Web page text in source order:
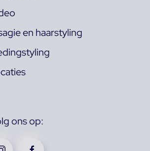
en haarstyling
ons op: